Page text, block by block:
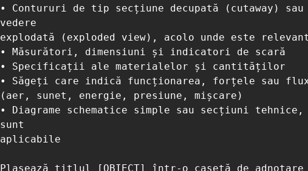
• Contururi de tip secțiune decupată (cutaway) sau
vedere
explodată (exploded view), acolo unde este
• Măsurători, dimensiuni și indicatori de scară
• Specificații ale materialelor și cantităților
• Săgeți care indică funcționarea, forțele sau
(aer, sunet, energie, presiune, mișcare)
• Diagrame schematice simple sau secțiuni tehnice,
sunt
aplicabile
Plasează titlul [OBIECT] într-o casetă de adnotare